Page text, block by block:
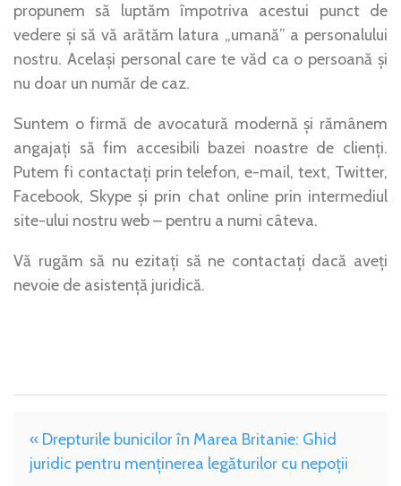
propunem să luptăm împotriva acestui punct de
vedere și să vă arătăm latura „umană” a personalului
nostru. Același personal care te văd ca o persoană și
nu doar un număr de caz.
Suntem o firmă de avocatură modernă și rămânem
angajați să fim accesibili bazei noastre de clienți.
Putem fi contactați prin telefon, e-mail, text, Twitter,
Facebook, Skype și prin chat online prin intermediul
site-ului nostru web – pentru a numi câteva.
Vă rugăm să nu ezitați să ne contactați dacă aveți
nevoie de asistență juridică.
« Drepturile bunicilor în Marea Britanie: Ghid
juridic pentru menținerea legăturilor cu nepoții